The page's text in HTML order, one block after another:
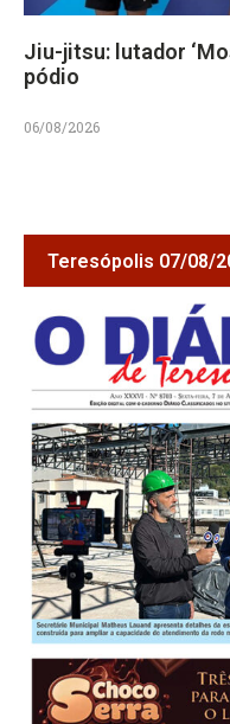
Jiu-jitsu: lutador
pódio
06/08/2026
Teresópolis 07/08/